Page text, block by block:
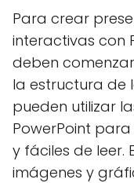
Para crear
interactivas con
deben
la estructura de
pueden utilizar
PowerPoint
y fáciles de leer.
imágenes y